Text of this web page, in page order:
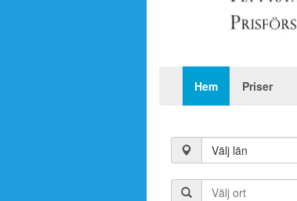
Hem Priser
Välj län